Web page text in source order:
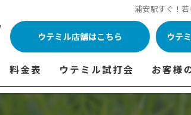
浦安駅すぐ！
ウテミル店舗はこちら ウテ
Caddy
料金表 ウテミル試打会
ウテミル試打会とは・・・
お客様